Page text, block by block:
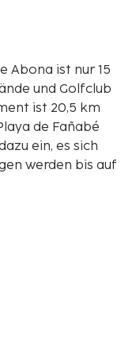
Abona ist nur 15
und Golfclub
de Fañabé
ein, es sich
werden bis auf